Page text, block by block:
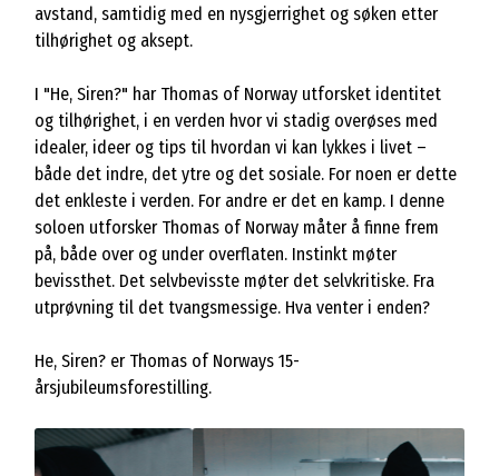
avstand, samtidig med en nysgjerrighet og søken etter
tilhørighet og aksept.
I "He, Siren?" har Thomas of Norway utforsket identitet
og tilhørighet, i en verden hvor vi stadig overøses med
idealer, ideer og tips til hvordan vi kan lykkes i livet –
både det indre, det ytre og det sosiale. For noen er dette
det enkleste i verden. For andre er det en kamp. I denne
soloen utforsker Thomas of Norway måter å finne frem
på, både over og under overflaten. Instinkt møter
bevissthet. Det selvbevisste møter det selvkritiske. Fra
utprøvning til det tvangsmessige. Hva venter i enden?
He, Siren? er Thomas of Norways 15-
årsjubileumsforestilling.